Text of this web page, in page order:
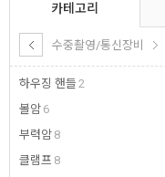
카테고리
수중촬영/통신장비
하우징 핸들 2
볼암 6
부력암 8
클램프 8